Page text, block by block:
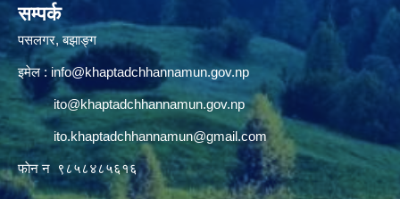
सम्पर्क
पसलगर, बझाङ्ग
इमेल : info@khaptadchhannamun.gov.np
ito@khaptadchhannamun.gov.np
ito.khaptadchhannamun@gmail.com
फाेन न‌‍‍ ९८५८४८५६१६